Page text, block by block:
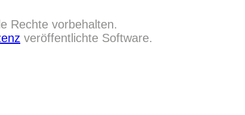
Rechte vorbehalten.
veröffentlichte Software.